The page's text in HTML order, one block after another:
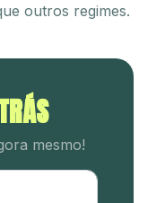
outros regimes.
mesmo!